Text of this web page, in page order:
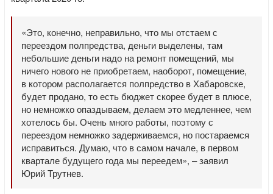
«Это, конечно, неправильно, что мы отстаем с
переездом полпредства, деньги выделены, там
небольшие деньги надо на ремонт помещений, мы
ничего нового не приобретаем, наоборот, помещение,
в котором располагается полпредство в Хабаровске,
будет продано, то есть бюджет скорее будет в плюсе,
но немножко опаздываем, делаем это медленнее, чем
хотелось бы. Очень много работы, поэтому с
переездом немножко задерживаемся, но постараемся
исправиться. Думаю, что в самом начале, в первом
квартале будущего года мы переедем», – заявил
Юрий Трутнев.